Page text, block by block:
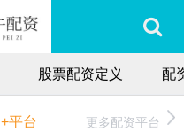
股票配资定义 配
+平台 更多配资平台